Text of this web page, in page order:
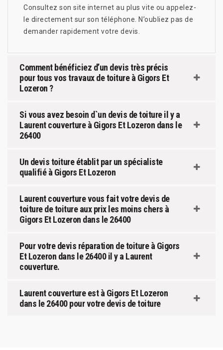
Consultez son site internet au plus vite ou appelez-
le directement sur son téléphone. N’oubliez pas de
demander rapidement votre devis.
Comment bénéficiez d’un devis très précis
pour tous vos travaux de toiture à Gigors Et
Lozeron ?
Si vous avez besoin d`un devis de toiture il y a
Laurent couverture à Gigors Et Lozeron dans le
26400
Un devis toiture établit par un spécialiste
qualifié à Gigors Et Lozeron
Laurent couverture vous fait votre devis de
toiture de toiture aux prix les moins chers à
Gigors Et Lozeron dans le 26400
Pour votre devis réparation de toiture à Gigors
Et Lozeron dans le 26400 il y a Laurent
couverture.
Laurent couverture est à Gigors Et Lozeron
dans le 26400 pour votre devis de toiture